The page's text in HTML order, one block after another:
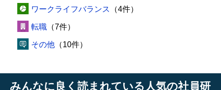
ワークライフバランス （4件）
転職 （7件）
その他 （10件）
みんなに良く読まれている人気の社員研